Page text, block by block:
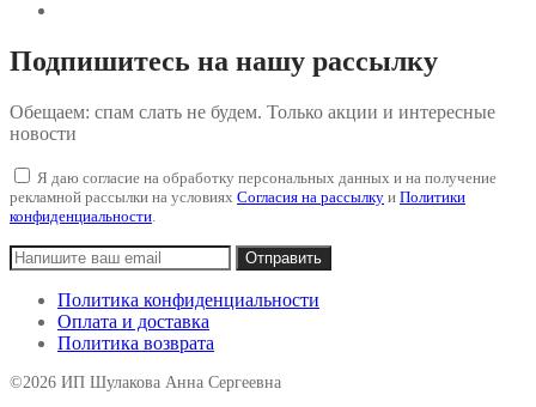
Подпишитесь на нашу рассылку
Обещаем: спам слать не будем. Только акции и интересные
новости
Я даю согласие на обработку персональных данных и на получение
рекламной рассылки на условиях Согласия на рассылку и Политики
конфиденциальности.
Политика конфиденциальности
Оплата и доставка
Политика возврата
©2026 ИП Шулакова Анна Сергеевна